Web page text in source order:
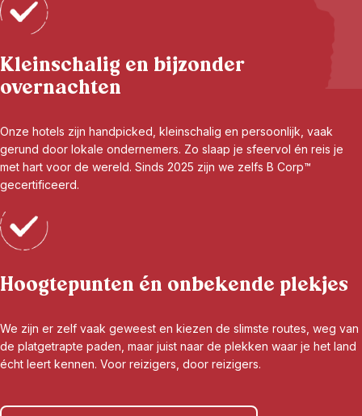
Kleinschalig en bijzonder
overnachten
Onze hotels zijn handpicked, kleinschalig en persoonlijk, vaak
gerund door lokale ondernemers. Zo slaap je sfeervol én reis je
met hart voor de wereld. Sinds 2025 zijn we zelfs B Corp™
gecertificeerd.
Hoogtepunten én onbekende plekjes
We zijn er zelf vaak geweest en kiezen de slimste routes, weg van
de platgetrapte paden, maar juist naar de plekken waar je het land
écht leert kennen. Voor reizigers, door reizigers.